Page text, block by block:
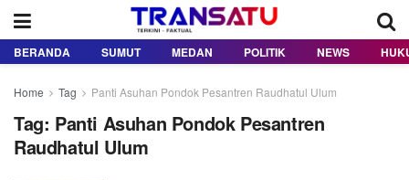
BERANDA SUMUT MEDAN POLITIK NEWS
Home Tag Panti Asuhan Pondok Pesantren Raudhatul Ulum
Tag: Panti Asuhan Pondok Pesantren
Raudhatul Ulum